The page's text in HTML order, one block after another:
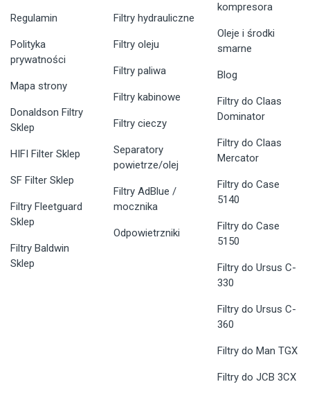
Regulamin
Polityka
prywatności
Mapa strony
Donaldson Filtry
Sklep
HIFI Filter Sklep
SF Filter Sklep
Filtry Fleetguard
Sklep
Filtry Baldwin
Sklep
Filtry hydrauliczne
Filtry oleju
Filtry paliwa
Filtry kabinowe
Filtry cieczy
Separatory
powietrze/olej
Filtry AdBlue /
mocznika
Odpowietrzniki
kompresora
Oleje i środki
smarne
Blog
Filtry do Claas
Dominator
Filtry do Claas
Mercator
Filtry do Case
5140
Filtry do Case
5150
Filtry do Ursus C-
330
Filtry do Ursus C-
360
Filtry do Man TGX
Filtry do JCB 3CX